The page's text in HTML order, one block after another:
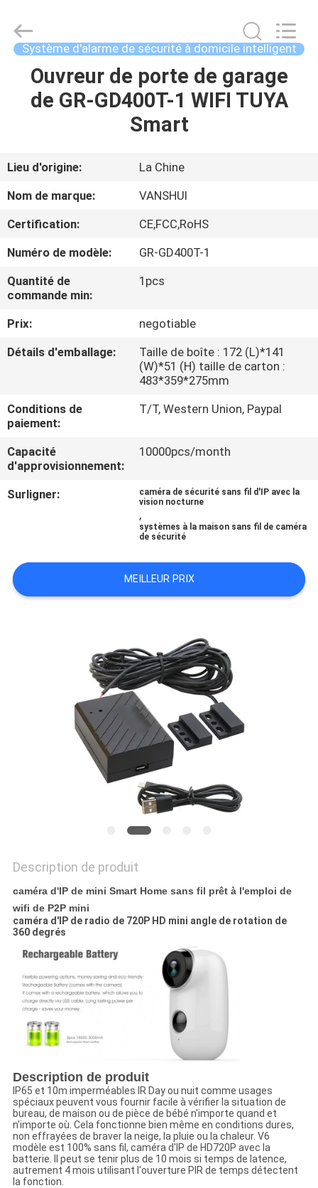
PRODUITS
VIDÉOS
À
PROPOS
NOUS
DE
L'USINE
CONTRÔLE
DE
NOUS
DEMANDEZ
EN
MATIÈRE
DE
PROTECTION
LA
VIE
PRIVÉE
VANSHUI
ENTERPRISE
COMPANY
LIMITED.
Système d'alarme de sécurité à domicile intelligent
Ouvreur de porte de garage
de GR-GD400T-1 WIFI TUYA
Smart
Lieu d'origine:
La Chine
Nom de marque:
VANSHUI
Certification:
CE,FCC,RoHS
Numéro de modèle:
GR-GD400T-1
Quantité de
commande min:
1pcs
Prix:
negotiable
Détails d'emballage:
Taille de boîte : 172 (L)*141
(W)*51 (H) taille de carton :
483*359*275mm
Conditions de
paiement:
T/T, Western Union, Paypal
Capacité
d'approvisionnement:
10000pcs/month
Surligner:
caméra de sécurité sans fil d'IP avec la
vision nocturne
,
systèmes à la maison sans fil de caméra
de sécurité
MEILLEUR PRIX
Description de produit
caméra d'IP de mini Smart Home sans fil prêt à l'emploi de
wifi de P2P mini
caméra d'IP de radio de 720P HD mini angle de rotation de
360 degrés
Description de produit
IP65 et 10m imperméables IR Day ou nuit comme usages
spéciaux peuvent vous fournir facile à vérifier la situation de
bureau, de maison ou de pièce de bébé n'importe quand et
n'importe où. Cela fonctionne bien même en conditions dures,
non effrayées de braver la neige, la pluie ou la chaleur. V6
modèle est 100% sans fil, caméra d'IP de HD720P avec la
batterie. Il peut se tenir plus de 10 mois si temps de latence,
autrement 4 mois utilisant l'ouverture PIR de temps détectent
la fonction.